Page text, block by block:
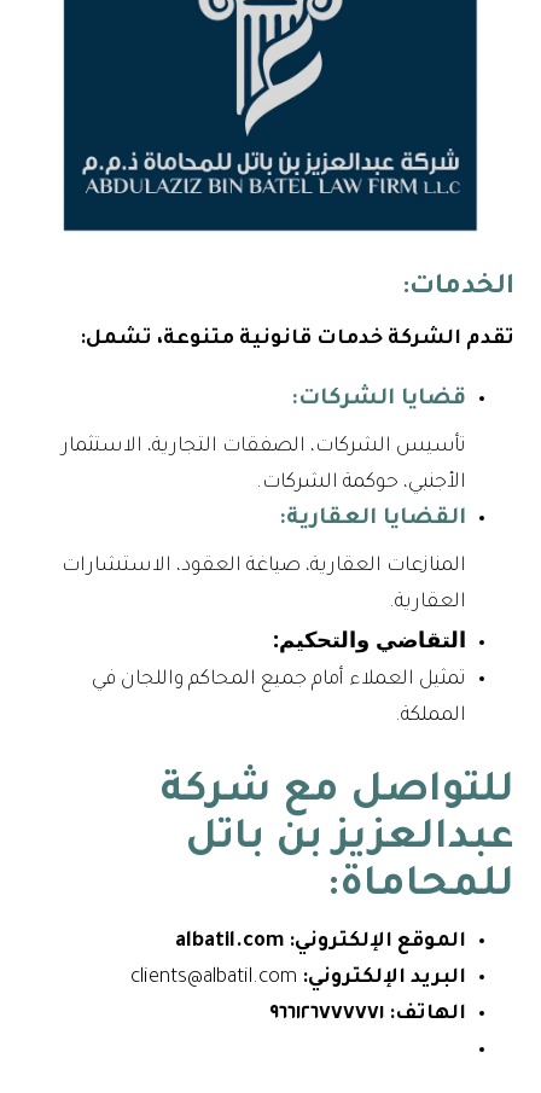
الخدمات:
تقدم الشركة خدمات قانونية متنوعة، تشمل:
قضايا الشركات:
تأسيس الشركات، الصفقات التجارية، الاستثمار
الأجنبي، حوكمة الشركات.
القضايا العقارية:
المنازعات العقارية، صياغة العقود، الاستشارات
العقارية.
التقاضي والتحكيم:
تمثيل العملاء أمام جميع المحاكم واللجان في
المملكة.
للتواصل مع شركة
عبدالعزيز بن باتل
للمحاماة:
الموقع الإلكتروني: albatil.com
البريد الإلكتروني:
الهاتف: ٩٦٦١٢٦٧٧٧٧٧١